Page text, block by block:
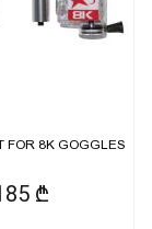
FOR 8K GOGGLES
₾